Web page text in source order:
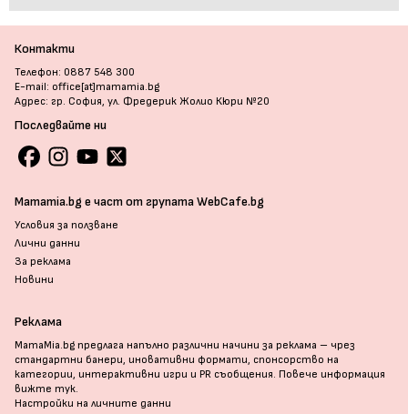
Контакти
Телефон: 0887 548 300
E-mail: office[at]mamamia.bg
Адрес: гр. София, ул. Фредерик Жолио Кюри №20
Последвайте ни
Mamamia.bg е част от групата WebCafe.bg
Условия за ползване
Лични данни
За реклама
Новини
Реклама
MamaMia.bg предлага напълно различни начини за реклама – чрез
стандартни банери, иновативни формати, спонсорство на
категории, интерактивни игри и PR съобщения. Повече информация
вижте тук.
Настройки на личните данни